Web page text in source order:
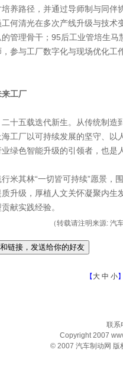
养路径，并通过导师制与同伴
何清光在多次产线升级与技术
管理骨干；95后工业管培生
参与工厂数字化与现场优化工
工厂
十五载迭代新生。从传统制造
工厂以可持续发展的坚守、以
绿色智能升级的引领者，也是
米其林“一切皆可持续”愿景，
升级，厚植人文关怀凝聚内生
献实践经验。
（转载请注明来源: 汽
【 大 中 小
联系
Copyright 2007
© 2007 汽车制动网 版